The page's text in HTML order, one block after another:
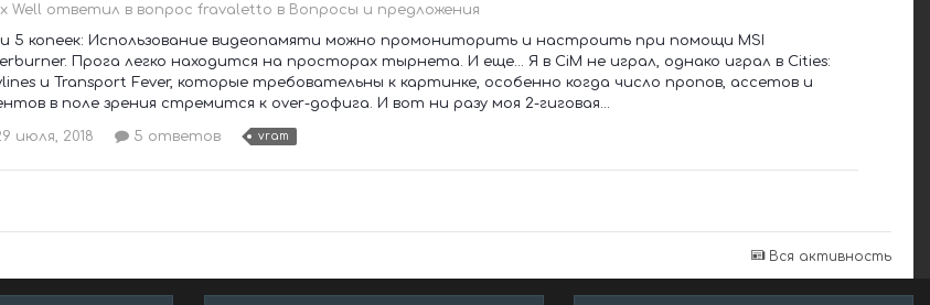
Well ответил в вопрос fravaletto в Вопросы и предложения
5 копеек: Использование видеопамяти можно промониторить и настроить при помощи MSI
Прога легко находится на просторах тырнета. И еще... Я в CiM не играл, однако играл в Cities:
и Transport Fever, которые требовательны к картинке, особенно когда число пропов, ассетов и
в поле зрения стремится к over-дофига. И вот ни разу моя 2-гиговая...
июля, 2018 5 ответов vram
Вся активность